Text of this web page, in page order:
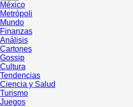
México
Metrópoli
Mundo
Finanzas
Análisis
Cartones
Gossip
Cultura
Tendencias
Ciencia y Salud
Turismo
Juegos